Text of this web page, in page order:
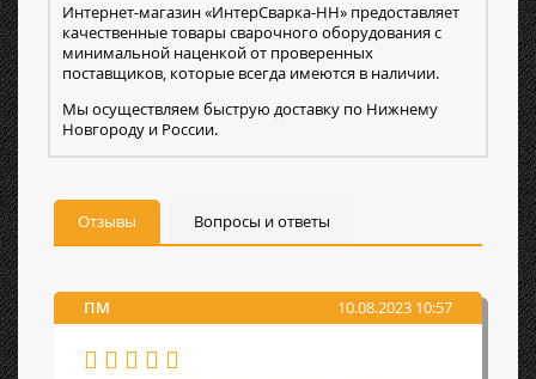
Интернет-магазин «ИнтерСварка-НН» предоставляет
качественные товары сварочного оборудования с
минимальной наценкой от проверенных
поставщиков, которые всегда имеются в наличии.
Мы осуществляем быструю доставку по Нижнему
Новгороду и России.
Отзывы Вопросы и ответы
ПМ 10.08.2023 10:57